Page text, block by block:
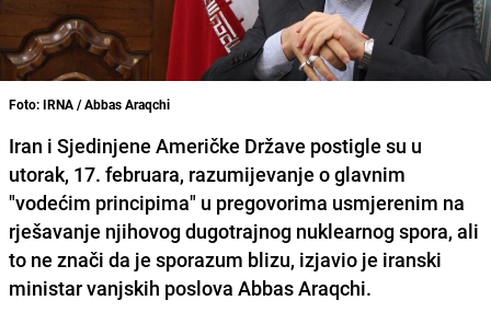
Foto: IRNA / Abbas Araqchi
Iran i Sjedinjene Američke Države postigle su u
utorak, 17. februara, razumijevanje o glavnim
"vodećim principima" u pregovorima usmjerenim na
rješavanje njihovog dugotrajnog nuklearnog spora, ali
to ne znači da je sporazum blizu, izjavio je iranski
ministar vanjskih poslova Abbas Araqchi.